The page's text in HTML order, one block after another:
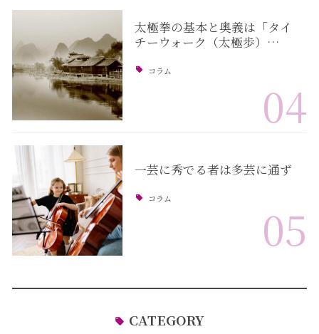
太極拳の基本と奥義は「タイ
チーウォーク（太極歩）…
コラム
04
一芸に秀でる者は多芸に通ず
コラム
05
CATEGORY